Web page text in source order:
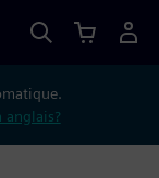
anglais?